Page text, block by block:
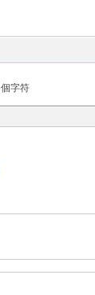
個字符